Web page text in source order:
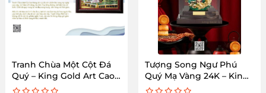
Tranh Chùa Một Cột Đá
Quý – King Gold Art Cao
Cấp
Tượng Song Ngư Phú
Quý Mạ Vàng 24K – King
Gold Art